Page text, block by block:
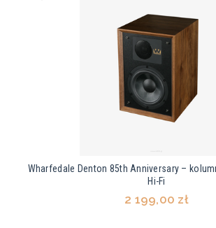
Wharfedale Denton 85th Anniversary –
Hi-Fi
2 199,00 zł